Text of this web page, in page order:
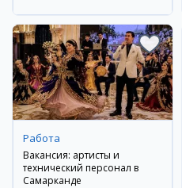
Работа
Вакансия: артисты и
технический персонал в
Самарканде